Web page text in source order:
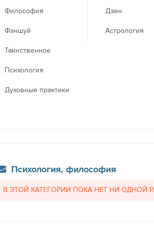
Философия
Фэншуй
Таинственное
Психология
Духовные практики
Дзен
Астрология
Психология, философия
В ЭТОЙ КАТЕГОРИИ ПОКА НЕТ НИ ОДНОЙ